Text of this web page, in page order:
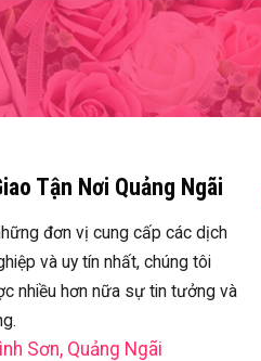
Tận Nơi Quảng Ngãi
đơn vị cung cấp các dịch
và uy tín nhất, chúng tôi
nhiều hơn nữa sự tin tưởng và
Sơn, Quảng Ngãi